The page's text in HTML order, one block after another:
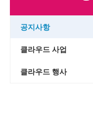
공지사항
클라우드 사업
클라우드 행사